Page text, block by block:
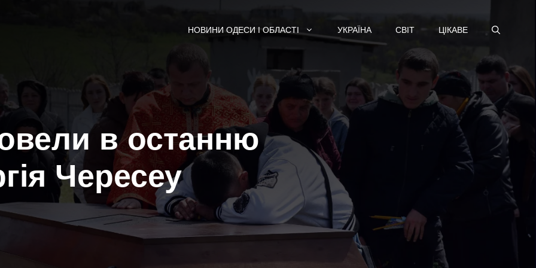
НОВИНИ ОДЕСИ І ОБЛАСТІ УКРАЇНА СВІТ ЦІКАВЕ
в останню
Чересеу